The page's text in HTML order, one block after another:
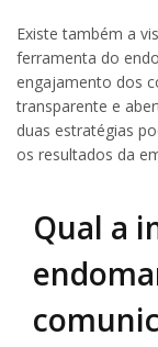
Existe também a
ferramenta do
engajamento dos
transparente e
duas estratégias
os resultados da
Qual a